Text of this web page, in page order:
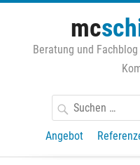
springen
mc
Beratung und
Suchen
nach:
Angebot